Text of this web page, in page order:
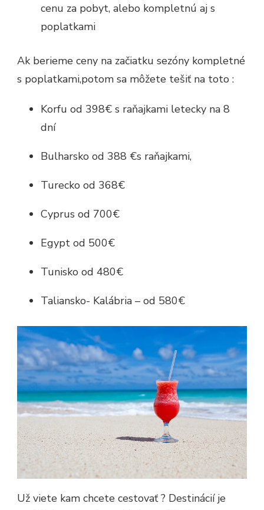
cenu za pobyt, alebo kompletnú aj s
poplatkami
Ak berieme ceny na začiatku sezóny kompletné
s poplatkami,potom sa môžete tešiť na toto :
Korfu od 398€ s raňajkami letecky na 8
dní
Bulharsko od 388 €s raňajkami,
Turecko od 368€
Cyprus od 700€
Egypt od 500€
Tunisko od 480€
Taliansko- Kalábria – od 580€
Už viete kam chcete cestovať ? Destinácií je